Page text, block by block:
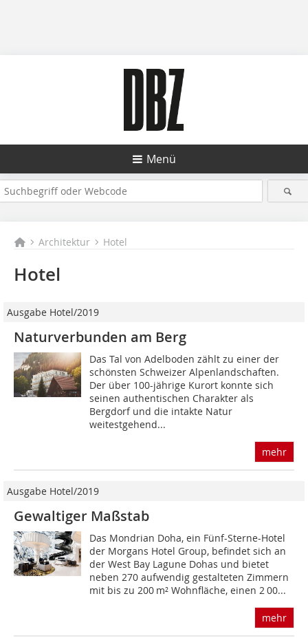
Menü
Architektur Hotel
Hotel
Ausgabe Hotel/2019
Naturverbunden am Berg
Das Tal von Adelboden zählt zu einer der
schönsten Schweizer Alpenlandschaften.
Der über 100-jährige Kurort konnte sich
seinen authentischen Charakter als
Bergdorf und die intakte Natur
weitestgehend...
mehr
Ausgabe Hotel/2019
Gewaltiger Maßstab
Das Mondrian Doha, ein Fünf-Sterne-Hotel
der Morgans Hotel Group, befindet sich an
der West Bay Lagune Dohas und bietet
neben 270 aufwendig gestalteten Zimmern
mit bis zu 200 m² Wohnfläche, einen 2 00...
mehr